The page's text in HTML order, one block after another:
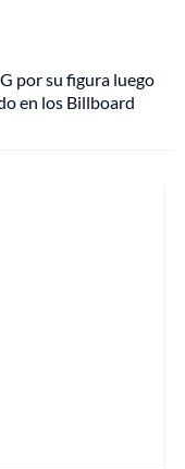
por su figura luego
en los Billboard